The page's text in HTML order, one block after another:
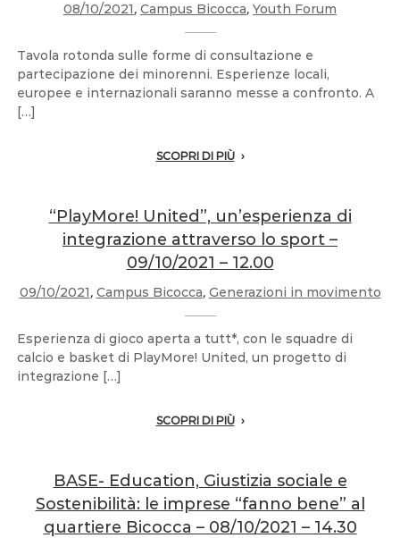
08/10/2021, Campus Bicocca, Youth Forum
Tavola rotonda sulle forme di consultazione e
partecipazione dei minorenni. Esperienze locali,
europee e internazionali saranno messe a confronto. A
[…]
SCOPRI DI PIÙ
“PlayMore! United”, un’esperienza di
integrazione attraverso lo sport –
09/10/2021 – 12.00
09/10/2021, Campus Bicocca, Generazioni in movimento
Esperienza di gioco aperta a tutt*, con le squadre di
calcio e basket di PlayMore! United, un progetto di
integrazione […]
SCOPRI DI PIÙ
BASE- Education, Giustizia sociale e
Sostenibilità: le imprese “fanno bene” al
quartiere Bicocca – 08/10/2021 – 14.30